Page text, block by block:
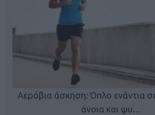
Αερόβια άσκηση: Όπλο ενάντια
άνοια και ψυ…